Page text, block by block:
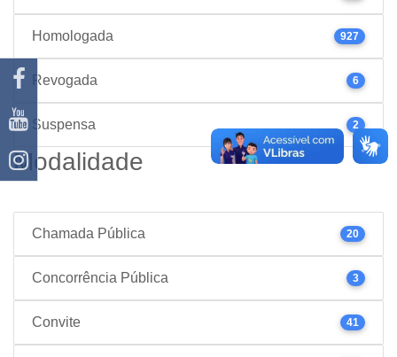
Homologada 927
Revogada 6
Suspensa 2
Modalidade
Chamada Pública 20
Concorrência Pública 3
Convite 41